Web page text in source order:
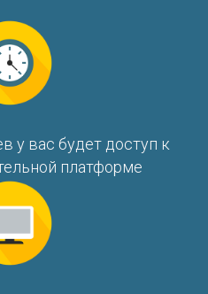
у вас будет доступ к
платформе